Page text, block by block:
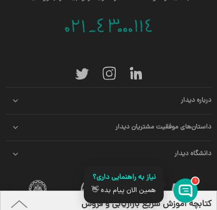
کتابچه آموزش سریع بازاریابی و فروش
درباره دیدار
داستان‌های موفقیت مشتریان دیدار
دانشگاه دیدار
نیاز به راهنمایی داری؟
همین الان پیام بده 👋
1
قدرت گرفته از